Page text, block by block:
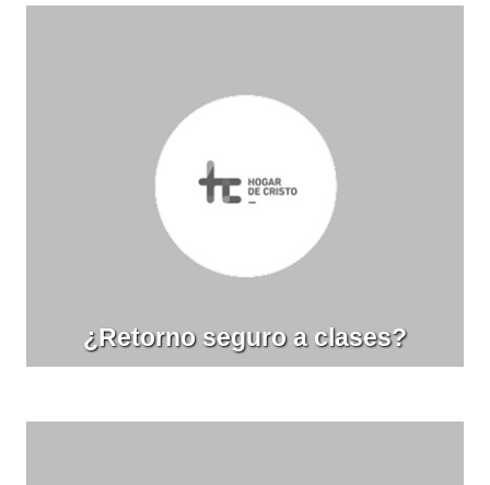
¿Retorno seguro a clases?